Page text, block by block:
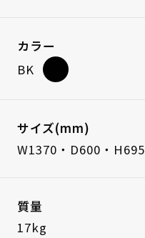
カラー
BK
サイズ(mm)
W1370・D600・H695
質量
17kg